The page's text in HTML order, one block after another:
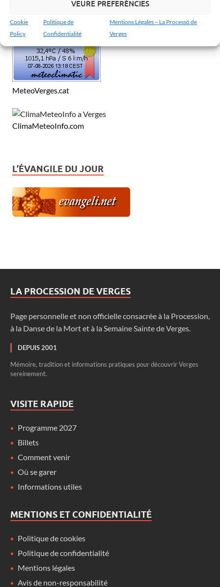
VEURE PREFERÈNCIES
Cookie
Policy
Politique de
Confidentialité
Mentions Légales – La Processó de
Verges
MeteoVerges.cat
ClimaMeteoInfo.com
L’ÉVANGILE DU JOUR
LA PROCESSION DE VERGES
Page personnelle et non officielle consacrée à la Procession,
à la Danse de la Mort et à la Semaine Sainte de Verges.
DEPUIS 2001
Mémoire, tradition et informations pratiques pour découvrir Verges
sereinement.
VISITE RAPIDE
Programme 2027
Billets
Comment venir
Où se garer
Informations utiles
MENTIONS ET CONFIDENTIALITÉ
Politique de cookies
Politique de confidentialité
Mentions légales
Avis de non-responsabilité